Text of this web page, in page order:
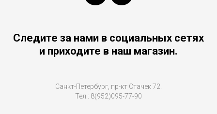
Следите за нами в социальных сетях
и приходите в наш магазин.
Санкт-Петербург, пр-кт Стачек 72.
Тел.: 8(952)095-77-90